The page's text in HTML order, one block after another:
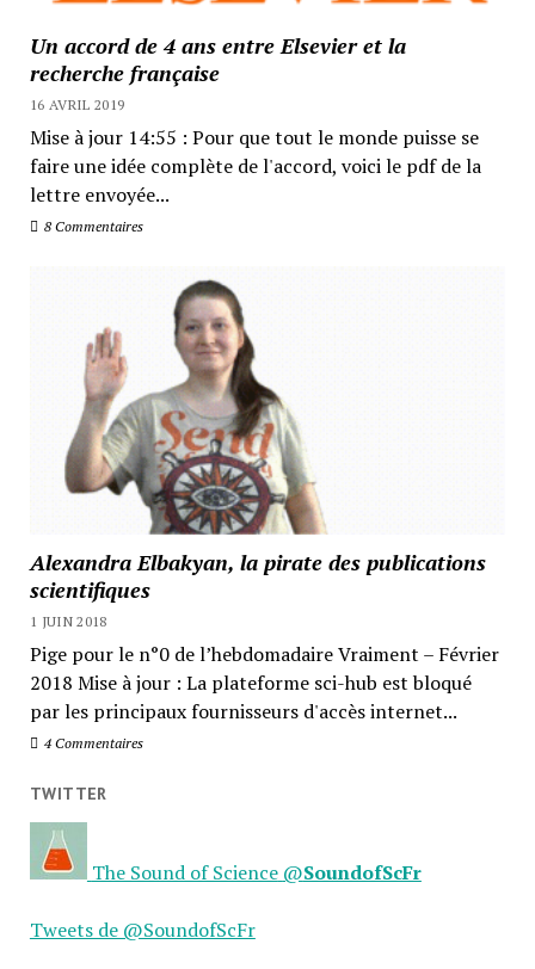
Un accord de 4 ans entre Elsevier et la
recherche française
16 AVRIL 2019
Mise à jour 14:55 : Pour que tout le monde puisse se
faire une idée complète de l'accord, voici le pdf de la
lettre envoyée...
8 Commentaires
Alexandra Elbakyan, la pirate des publications
scientifiques
1 JUIN 2018
Pige pour le n°0 de l’hebdomadaire Vraiment – Février
2018 Mise à jour : La plateforme sci-hub est bloqué
par les principaux fournisseurs d'accès internet...
4 Commentaires
TWITTER
The Sound of Science @SoundofScFr
Tweets de @SoundofScFr